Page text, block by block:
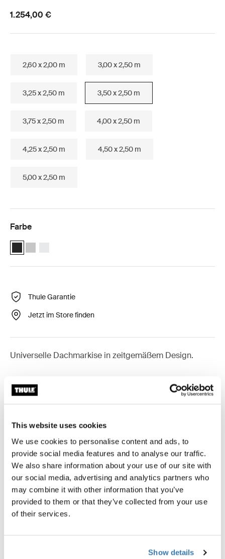
This website uses cookies
We use cookies to personalise content and ads, to
provide social media features and to analyse our traffic.
We also share information about your use of our site with
our social media, advertising and analytics partners who
may combine it with other information that you’ve
provided to them or that they’ve collected from your use
of their services.
Show details
1.254,00 €
2,60 x 2,00 m 3,00 x 2,50 m
3,25 x 2,50 m 3,50 x 2,50 m
3,75 x 2,50 m 4,00 x 2,50 m
4,25 x 2,50 m 4,50 x 2,50 m
5,00 x 2,50 m
Farbe
Thule Omnistor 6300 (3.50x2.50) Anthrazit (selected)
Thule Omnistor 6300 (3.50x2.50) Eloxiert
Thule Garantie
Jetzt im Store finden
Universelle Dachmarkise in zeitgemäßem Design.
Thule Markisen benötigen einen
fahrzeugspezifischen Adapter
Zubehör für Thule Omnistor 6300